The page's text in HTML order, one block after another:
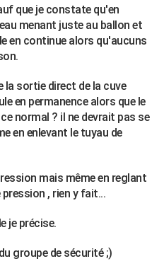
que je constate qu'en
menant juste au ballon et
en continue alors qu'aucuns
la sortie direct de la cuve
en permanence alors que le
normal ? il ne devrait pas se
en enlevant le tuyau de
mais même en reglant
, rien y fait...
je précise.
groupe de sécurité ;)